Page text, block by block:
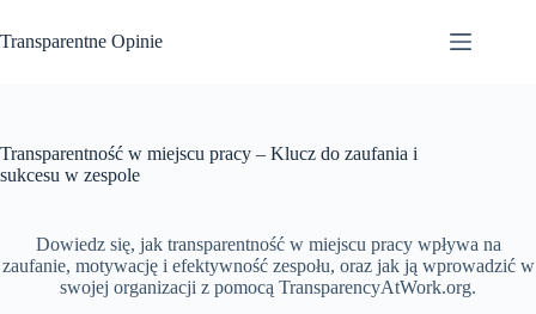
do
treści
Transparentne Opinie
Transparentność w miejscu pracy – Klucz do zaufania i
sukcesu w zespole
Dowiedz się, jak transparentność w miejscu pracy wpływa na
zaufanie, motywację i efektywność zespołu, oraz jak ją wprowadzić w
swojej organizacji z pomocą TransparencyAtWork.org.